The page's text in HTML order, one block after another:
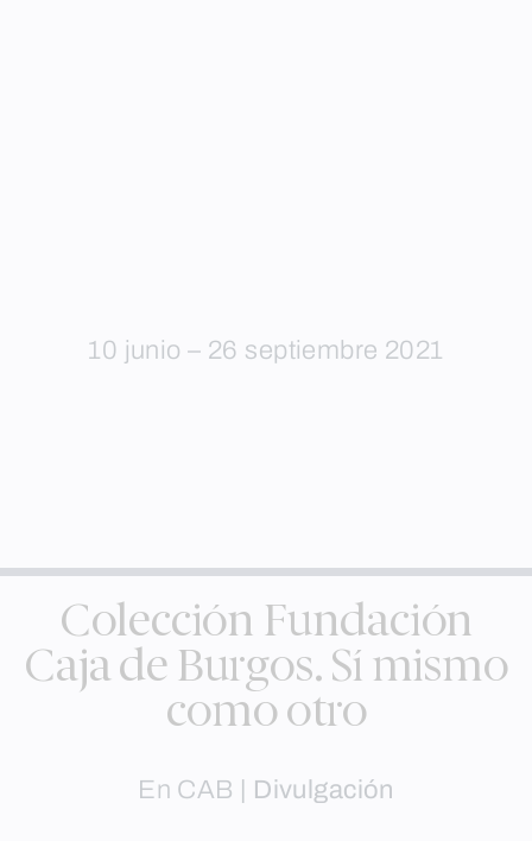
10 junio – 26 septiembre 2021
Colección Fundación
Caja de Burgos. Sí mismo
como otro
En CAB | Divulgación